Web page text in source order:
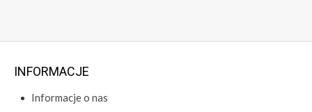
INFORMACJE
Informacje o nas